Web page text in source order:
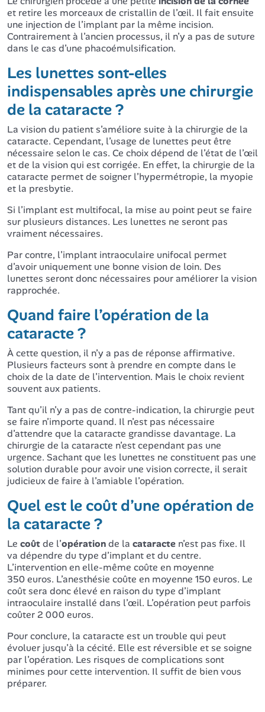
et retire les morceaux de cristallin de l’œil. Il fait ensuite
une injection de l’implant par la même incision.
Contrairement à l’ancien processus, il n’y a pas de suture
dans le cas d’une phacoémulsification.
Les lunettes sont-elles
indispensables après une chirurgie
de la cataracte ?
La vision du patient s’améliore suite à la chirurgie de la
cataracte. Cependant, l’usage de lunettes peut être
nécessaire selon le cas. Ce choix dépend de l’état de l’œil
et de la vision qui est corrigée. En effet, la chirurgie de la
cataracte permet de soigner l’hypermétropie, la myopie
et la presbytie.
Si l’implant est multifocal, la mise au point peut se faire
sur plusieurs distances. Les lunettes ne seront pas
vraiment nécessaires.
Par contre, l’implant intraoculaire unifocal permet
d’avoir uniquement une bonne vision de loin. Des
lunettes seront donc nécessaires pour améliorer la vision
rapprochée.
Quand faire l’opération de la
cataracte ?
À cette question, il n’y a pas de réponse affirmative.
Plusieurs facteurs sont à prendre en compte dans le
choix de la date de l’intervention. Mais le choix revient
souvent aux patients.
Tant qu’il n’y a pas de contre-indication, la chirurgie peut
se faire n’importe quand. Il n’est pas nécessaire
d’attendre que la cataracte grandisse davantage. La
chirurgie de la cataracte n’est cependant pas une
urgence. Sachant que les lunettes ne constituent pas une
solution durable pour avoir une vision correcte, il serait
judicieux de faire à l’amiable l’opération.
Quel est le coût d’une opération de
la cataracte ?
Le coûtde l’opérationde la cataracte n’est pas fixe. Il
va dépendre du type d’implant et du centre.
L’intervention en elle-même coûte en moyenne
350 euros. L’anesthésie coûte en moyenne 150 euros. Le
coût sera donc élevé en raison du type d’implant
intraoculaire installé dans l’œil. L’opération peut parfois
coûter 2 000 euros.
Pour conclure, la cataracte est un trouble qui peut
évoluer jusqu’à la cécité. Elle est réversible et se soigne
par l’opération. Les risques de complications sont
minimes pour cette intervention. Il suffit de bien vous
préparer.